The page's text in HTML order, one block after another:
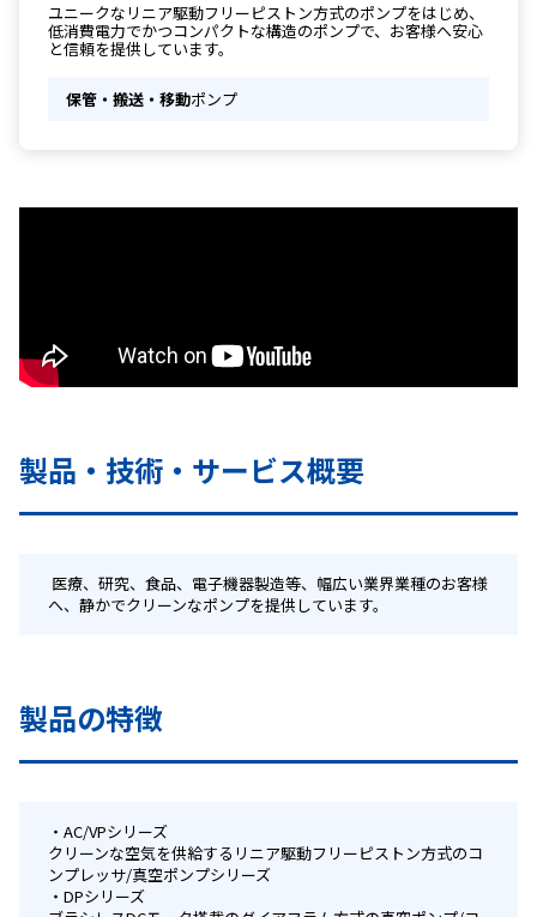
ユニークなリニア駆動フリーピストン方式のポンプをはじめ、
低消費電力でかつコンパクトな構造のポンプで、お客様へ安心
と信頼を提供しています。
保管・搬送・移動ポンプ
製品・技術・サービス概要
へ、静かでクリーンなポンプを提供しています。
製品の特徴
AC/VPシリーズ
クリーンな空気を供給するリニア駆動フリーピストン方式のコ
ンプレッサ/真空ポンプシリーズ
DPシリーズ